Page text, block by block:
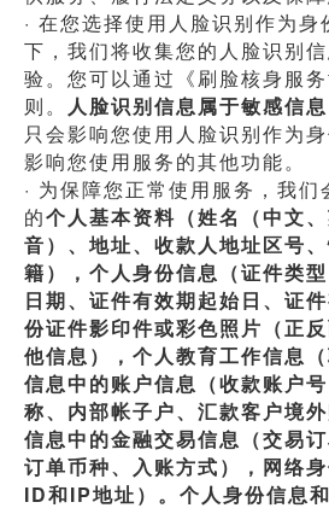
· 在您选择使用人脸识别作为身
下，我们将收集您的人脸识别
验。您可以通过《刷脸核身服
则。 人脸识别信息属于敏感信息
只会影响您使用人脸识别作为
影响您使用服务的其他功能。
· 为保障您正常使用服务，我
的个人基本资料（姓名（中文
音）、地址、收款人地址区号
籍），个人身份信息（证件类
日期、证件有效期起始日、证
份证件影印件或彩色照片（正
他信息），个人教育工作信息
信息中的账户信息（收款账户
称、内部帐子户、汇款客户境
信息中的金融交易信息（交易订
订单币种、入账方式），网络
ID和IP地址）。个人身份信息